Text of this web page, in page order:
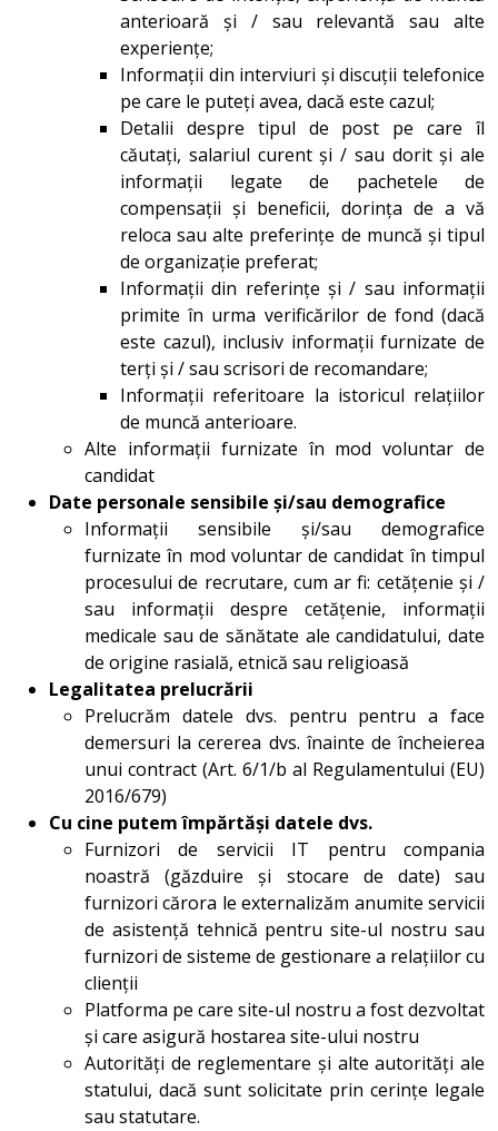
anterioară și / sau relevantă sau alte
experiențe;
Informații din interviuri și discuții telefonice
pe care le puteți avea, dacă este cazul;
Detalii despre tipul de post pe care îl
căutați, salariul curent și / sau dorit și ale
informații legate de pachetele de
compensații și beneficii, dorința de a vă
reloca sau alte preferințe de muncă și tipul
de organizație preferat;
Informații din referințe și / sau informații
primite în urma verificărilor de fond (dacă
este cazul), inclusiv informații furnizate de
terți și / sau scrisori de recomandare;
Informații referitoare la istoricul relațiilor
de muncă anterioare.
Alte informații furnizate în mod voluntar de
candidat
Date personale sensibile și/sau demografice
Informații sensibile și/sau demografice
furnizate în mod voluntar de candidat în timpul
procesului de recrutare, cum ar fi: cetățenie și /
sau informații despre cetățenie, informații
medicale sau de sănătate ale candidatului, date
de origine rasială, etnică sau religioasă
Legalitatea prelucrării
Prelucrăm datele dvs. pentru pentru a face
demersuri la cererea dvs. înainte de încheierea
unui contract (Art. 6/1/b al Regulamentului (EU)
2016/679)
Cu cine putem împărtăși datele dvs.
Furnizori de servicii IT pentru compania
noastră (găzduire și stocare de date) sau
furnizori cărora le externalizăm anumite servicii
de asistență tehnică pentru site-ul nostru sau
furnizori de sisteme de gestionare a relațiilor cu
clienții
Platforma pe care site-ul nostru a fost dezvoltat
și care asigură hostarea site-ului nostru
Autorități de reglementare și alte autorități ale
statului, dacă sunt solicitate prin cerințe legale
sau statutare.